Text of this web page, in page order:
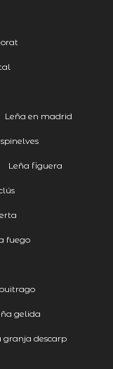
Leña en madrid
Leña figuera
fuego
gelida
granja descarp